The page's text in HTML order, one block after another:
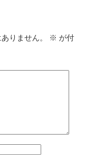
りません。 ※ が付